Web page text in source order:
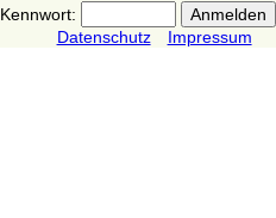
Kennwort:
Datenschutz
Impressum